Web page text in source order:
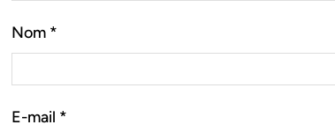
Nom *
E-mail *